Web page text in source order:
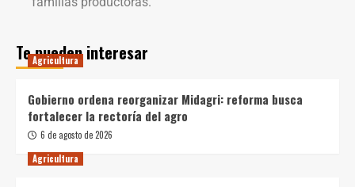
Te pueden interesar
Agricultura
Gobierno ordena reorganizar Midagri: reforma busca
fortalecer la rectoría del agro
6 de agosto de 2026
Agricultura